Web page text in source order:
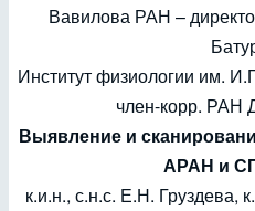
Вавилова РАН –
Институт физиологии им.
член-корр. РАН
Выявление и
АРАН и
к.и.н., с.н.с. Е.Н. Груздева,